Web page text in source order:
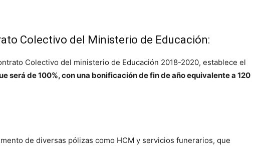
Colectivo del Ministerio de Educación:
Colectivo del ministerio de Educación 2018-2020, establece el
será de 100%, con una bonificación de fin de año equivalente a 120
de diversas pólizas como HCM y servicios funerarios, que